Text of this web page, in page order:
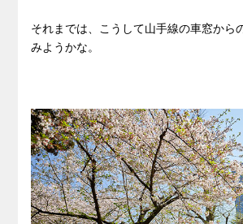
それまでは、こうして山手線の車窓から
みようかな。